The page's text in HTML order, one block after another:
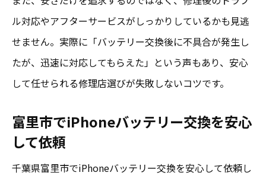
ル対応やアフターサービスがしっかりしているかも見逃
せません。実際に「バッテリー交換後に不具合が発生し
たが、迅速に対応してもらえた」という声もあり、安心
して任せられる修理店選びが失敗しないコツです。
富里市でiPhoneバッテリー交換を安心
して依頼
千葉県富里市でiPhoneバッテリー交換を安心して依頼し